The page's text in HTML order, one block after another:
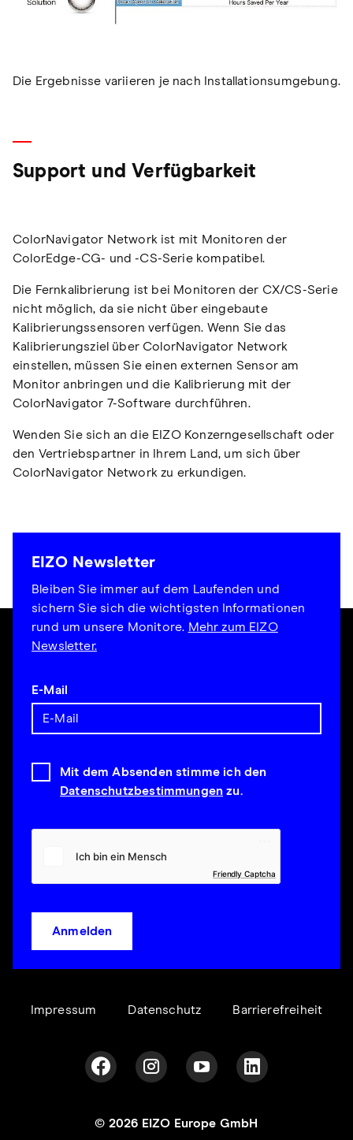
Die Ergebnisse variieren je nach Installationsumgebung.
Support und Verfügbarkeit
ColorNavigator Network ist mit Monitoren der
ColorEdge-CG- und -CS-Serie kompatibel.
Die Fernkalibrierung ist bei Monitoren der CX/CS-Serie
nicht möglich, da sie nicht über eingebaute
Kalibrierungssensoren verfügen. Wenn Sie das
Kalibrierungsziel über ColorNavigator Network
einstellen, müssen Sie einen externen Sensor am
Monitor anbringen und die Kalibrierung mit der
ColorNavigator 7-Software durchführen.
Wenden Sie sich an die EIZO Konzerngesellschaft oder
den Vertriebspartner in Ihrem Land, um sich über
ColorNavigator Network zu erkundigen.
EIZO Newsletter
Bleiben Sie immer auf dem Laufenden und
sichern Sie sich die wichtigsten Informationen
rund um unsere Monitore. Mehr zum EIZO
Newsletter.
E-Mail
Mit dem Absenden stimme ich den
Datenschutzbestimmungen zu.
Friendly Captcha
Anmelden
Impressum Datenschutz Barrierefreiheit
© 2026 EIZO Europe GmbH